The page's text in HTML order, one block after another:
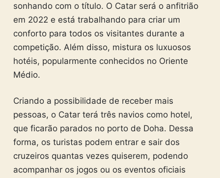
sonhando com o título. O Catar será o anfitrião
em 2022 e está trabalhando para criar um
conforto para todos os visitantes durante a
competição. Além disso, mistura os luxuosos
hotéis, popularmente conhecidos no Oriente
Médio.
Criando a possibilidade de receber mais
pessoas, o Catar terá três navios como hotel,
que ficarão parados no porto de Doha. Dessa
forma, os turistas podem entrar e sair dos
cruzeiros quantas vezes quiserem, podendo
acompanhar os jogos ou os eventos oficiais